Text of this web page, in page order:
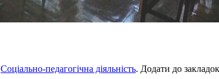
Соціально-педагогічна діяльність. Додати до закладок